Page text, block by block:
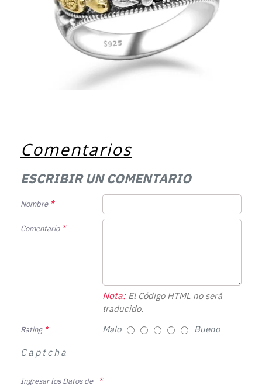
Comentarios
ESCRIBIR UN COMENTARIO
Nombre
Comentario
Nota:El Código HTML no será
traducido.
Rating Malo Bueno
Captcha
Ingresar los Datos de